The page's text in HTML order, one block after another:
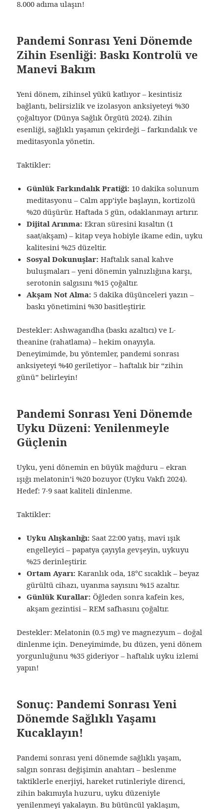
8.000 adıma ulaşın!
Pandemi Sonrası Yeni Dönemde
Zihin Esenliği: Baskı Kontrolü ve
Manevi Bakım
Yeni dönem, zihinsel yükü katlıyor – kesintisiz
bağlantı, belirsizlik ve izolasyon anksiyeteyi %30
çoğaltıyor (Dünya Sağlık Örgütü 2024). Zihin
esenliği, sağlıklı yaşamın çekirdeği – farkındalık ve
meditasyonla yönetin.
Taktikler:
Günlük Farkındalık Pratiği: 10 dakika solunum
meditasyonu – Calm app’iyle başlayın, kortizolü
%20 düşürür. Haftada 5 gün, odaklanmayı artırır.
Dijital Arınma: Ekran süresini kısaltın (1
saat/akşam) – kitap veya hobiyle ikame edin, uyku
kalitesini %25 düzeltir.
Sosyal Dokunuşlar: Haftalık sanal kahve
buluşmaları – yeni dönemin yalnızlığına karşı,
serotonin salgısını %15 çoğaltır.
Akşam Not Alma: 5 dakika düşünceleri yazın –
baskı yönetimini %30 basitleştirir.
Destekler: Ashwagandha (baskı azaltıcı) ve L-
theanine (rahatlama) – hekim onayıyla.
Deneyimimde, bu yöntemler, pandemi sonrası
anksiyeteyi %40 geriletiyor – haftalık bir “zihin
günü” belirleyin!
Pandemi Sonrası Yeni Dönemde
Uyku Düzeni: Yenilenmeyle
Güçlenin
Uyku, yeni dönemin en büyük mağduru – ekran
ışığı melatonin’i %20 bozuyor (Uyku Vakfı 2024).
Hedef: 7-9 saat kaliteli dinlenme.
Taktikler:
Uyku Alışkanlığı: Saat 22:00 yatış, mavi ışık
engelleyici – papatya çayıyla gevşeyin, uykuyu
%25 derinleştirir.
Ortam Ayarı: Karanlık oda, 18°C sıcaklık – beyaz
gürültü cihazı, uyanma sayısını %15 azaltır.
Günlük Kurallar: Öğleden sonra kafein kes,
akşam gezintisi – REM safhasını çoğaltır.
Destekler: Melatonin (0.5 mg) ve magnezyum – doğal
dinlenme için. Deneyimimde, bu düzen, yeni dönem
yorgunluğunu %35 gideriyor – haftalık uyku izlemi
yapın!
Sonuç: Pandemi Sonrası Yeni
Dönemde Sağlıklı Yaşamı
Kucaklayın!
Pandemi sonrası yeni dönemde sağlıklı yaşam,
salgın sonrası değişimin anahtarı – beslenme
taktiklerle enerjiyi, hareket rutinleriyle direnci,
zihin bakımıyla huzuru, uyku düzeniyle
yenilenmeyi yakalayın. Bu bütüncül yaklaşım,